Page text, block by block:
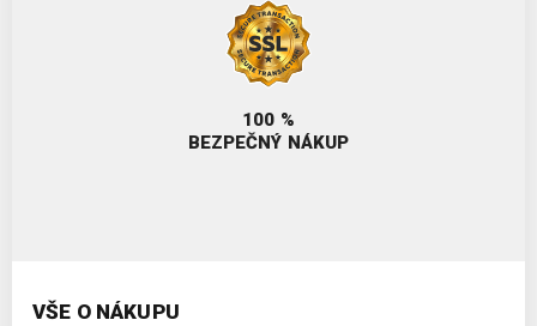
100 %
BEZPEČNÝ NÁKUP
VŠE O NÁKUPU